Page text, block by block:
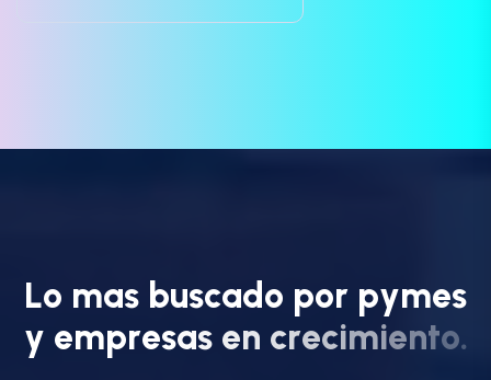
Lo mas buscado por pymes
y empresas en crecimiento.